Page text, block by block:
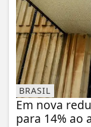
BRASIL
Em nova
para 14% ao